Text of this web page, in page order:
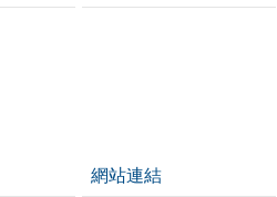
網站連結